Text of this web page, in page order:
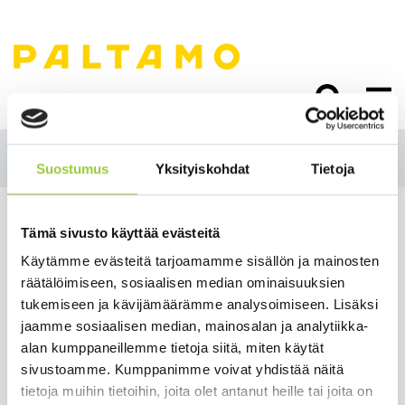
Suostumus Yksityiskohdat Tietoja
Tämä sivusto käyttää evästeitä
Käytämme evästeitä tarjoamamme sisällön ja mainosten
räätälöimiseen, sosiaalisen median ominaisuuksien
tukemiseen ja kävijämäärämme analysoimiseen. Lisäksi
jaamme sosiaalisen median, mainosalan ja analytiikka-
alan kumppaneillemme tietoja siitä, miten käytät
sivustoamme. Kumppanimme voivat yhdistää näitä
tietoja muihin tietoihin, joita olet antanut heille tai joita on
Paltamon kunnan
uutiskirje yrityksille
4/2025
Salmelankuja 1, 88300 Paltamo
paltamon.kunta(at)paltamo.fi
y-tunnus 0188808-0
Asuminen ja ympäristö